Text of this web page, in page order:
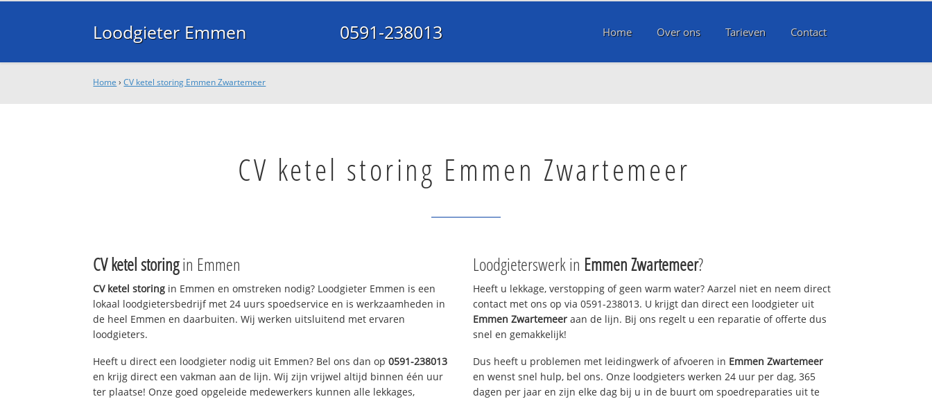
Loodgieter Emmen 0591-238013 Home Over ons Tarieven Contact
Home ›CV ketel storing Emmen Zwartemeer
CV ketel storing Emmen Zwartemeer
CV ketel storingin Emmen
CV ketel storing in Emmen en omstreken nodig? Loodgieter Emmen is een
lokaal loodgietersbedrijf met 24 uurs spoedservice en is werkzaamheden in
de heel Emmen en daarbuiten. Wij werken uitsluitend met ervaren
loodgieters.
Heeft u direct een loodgieter nodig uit Emmen? Bel ons dan op0591-238013
en krijg direct een vakman aan de lijn. Wij zijn vrijwel altijd binnen één uur
ter plaatse! Onze goed opgeleide medewerkers kunnen alle lekkages,
Loodgieterswerk in Emmen Zwartemeer?
Heeft u lekkage, verstopping of geen warm water? Aarzel niet en neem direct
contact met ons op via 0591-238013. U krijgt dan direct een loodgieter uit
Emmen Zwartemeer aan de lijn. Bij ons regelt u een reparatie of offerte dus
snel en gemakkelijk!
Dus heeft u problemen met leidingwerk of afvoeren in Emmen Zwartemeer
en wenst snel hulp, bel ons. Onze loodgieters werken 24 uur per dag, 365
dagen per jaar en zijn elke dag bij u in de buurt om spoedreparaties uit te